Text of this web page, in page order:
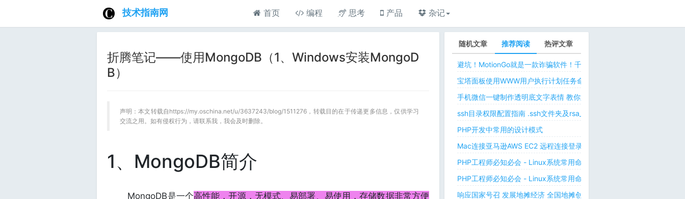
技术指南网 首页 编程 思考 产品 杂记
折腾笔记——使用MongoDB（1、Windows安装MongoD
B）
声明：本文转载自https://my.oschina.net/u/3637243/blog/1511276，转载目的在于传递更多信息，仅供学习
交流之用。如有侵权行为，请联系我，我会及时删除。
1、MongoDB简介
MongoDB是一个高性能，开源，无模式、易部署、易使用，存储数据非常方便
随机文章 推荐阅读 热评文章
避坑！MotionGo就是一款诈骗软件！千万不要用ChatPPT，浪费时间！
宝塔面板使用WWW用户执行计划任务命令 解决laravel日志权限问题 宝
手机微信一键制作透明底文字表情 教你如何让微信表情包背景为透明
ssh目录权限配置指南 .ssh文件夹及rsa_id.pub等文件正确权限规则
PHP开发中常用的设计模式
Mac连接亚马逊AWS EC2 远程连接登录不上去 有pem私钥文件依然要
PHP工程师必知必会 - Linux系统常用命令 - Linux中的网络管理命令（
PHP工程师必知必会 - Linux系统常用命令 - Linux中的网络管理命令（
响应国家号召 发展地摊经济 全国地摊创业经验微信交流群